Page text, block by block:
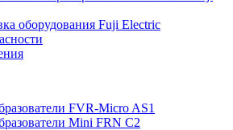
оборудования Fuji Electric
FVR-Micro AS1
Mini FRN C2